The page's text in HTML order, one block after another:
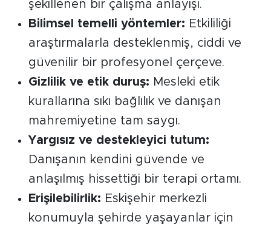
şekillenen bir çalışma anlayışı.
Bilimsel temelli yöntemler: Etkililiği
araştırmalarla desteklenmiş, ciddi ve
güvenilir bir profesyonel çerçeve.
Gizlilik ve etik duruş: Mesleki etik
kurallarına sıkı bağlılık ve danışan
mahremiyetine tam saygı.
Yargısız ve destekleyici tutum:
Danışanın kendini güvende ve
anlaşılmış hissettiği bir terapi ortamı.
Erişilebilirlik: Eskişehir merkezli
konumuyla şehirde yaşayanlar için